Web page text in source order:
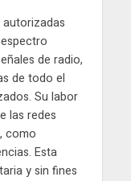
de radio,
de todo el
Su labor
las redes
como
Esta
y sin fines